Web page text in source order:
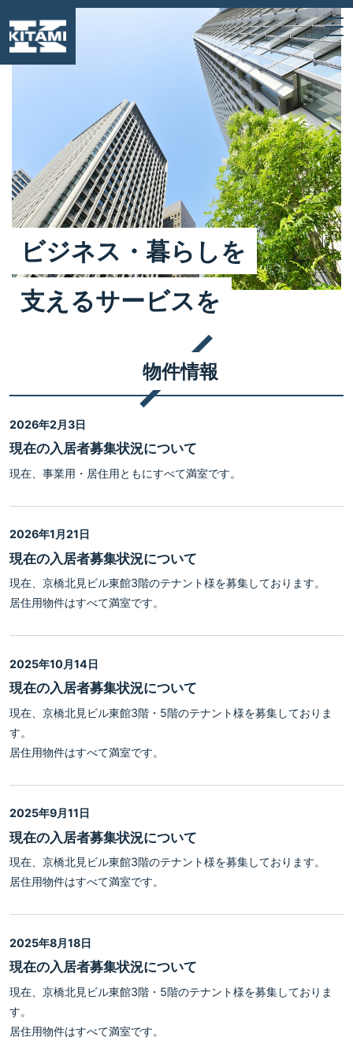
ビジネス ・ 暮ら しを
支え るサービスを
物件情報
2026年2月3日
現在の入居者募集状況について
現在、事業用・居住用ともにすべて満室です。
2026年1月21日
現在の入居者募集状況について
現在、京橋北見ビル東館3階のテナント様を募集しております。
居住用物件はすべて満室です。
2025年10月14日
現在の入居者募集状況について
現在、京橋北見ビル東館3階・5階のテナント様を募集しておりま
す。
居住用物件はすべて満室です。
2025年9月11日
現在の入居者募集状況について
現在、京橋北見ビル東館3階のテナント様を募集しております。
居住用物件はすべて満室です。
2025年8月18日
現在の入居者募集状況について
現在、京橋北見ビル東館3階・5階のテナント様を募集しておりま
す。
居住用物件はすべて満室です。